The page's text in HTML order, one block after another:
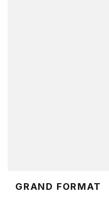
GRAND FORMAT